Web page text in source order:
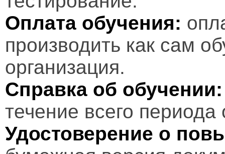
Оплата обучения:
производить как сам
организация.
Справка об обучении:
течение всего периода
Удостоверение о